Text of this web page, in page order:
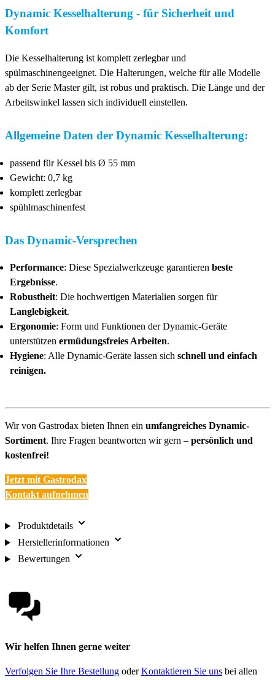
Dynamic Kesselhalterung - für Sicherheit und
Komfort
Die Kesselhalterung ist komplett zerlegbar und
spülmaschinengeeignet. Die Halterungen, welche für alle Modelle
ab der Serie Master gilt, ist robus und praktisch. Die Länge und der
Arbeitswinkel lassen sich individuell einstellen.
Allgemeine Daten der Dynamic Kesselhalterung:
passend für Kessel bis Ø 55 mm
Gewicht: 0,7 kg
komplett zerlegbar
spühlmaschinenfest
Das Dynamic-Versprechen
Performance: Diese Spezialwerkzeuge garantieren beste
Ergebnisse.
Robustheit: Die hochwertigen Materialien sorgen für
Langlebigkeit.
Ergonomie: Form und Funktionen der Dynamic-Geräte
unterstützen ermüdungsfreies Arbeiten.
Hygiene: Alle Dynamic-Geräte lassen sich schnell und einfach
reinigen.
Wir von Gastrodax bieten Ihnen ein umfangreiches Dynamic-
Sortiment. Ihre Fragen beantworten wir gern – persönlich und
kostenfrei!
Jetzt mit Gastrodax
Kontakt aufnehmen
Produktdetails
Herstellerinformationen
Bewertungen
Wir helfen Ihnen gerne weiter
Verfolgen Sie Ihre Bestellung oderKontaktieren Sie uns bei allen